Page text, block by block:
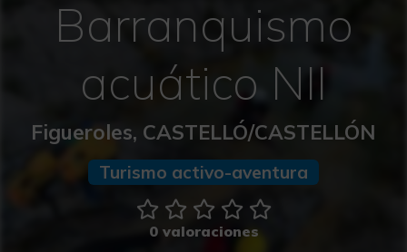
Español
Mediterráneo Activo-Deportivo
Mediterráneo Cultural
Mediterráneo Natural-Rural
Experiencias en otoño
Barranquismo
acuático NII
Figueroles, CASTELLÓ/CASTELLÓN
Turismo activo-aventura
0 valoraciones